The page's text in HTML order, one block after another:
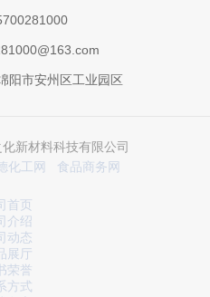
阳市安州区工业园区
新材料科技有限公司
化工网 食品商务网
首页
介绍
动态
展厅
荣誉
方式